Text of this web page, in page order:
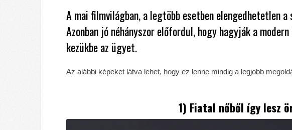
A mai filmvilágban, a legtöbb esetben elengedhetetlen
Azonban jó néhányszor előfordul, hogy hagyják a
kezükbe az ügyet.
Az alábbi képeket látva lehet, hogy ez lenne mindig a legjobb
1) Fiatal nőből így lesz